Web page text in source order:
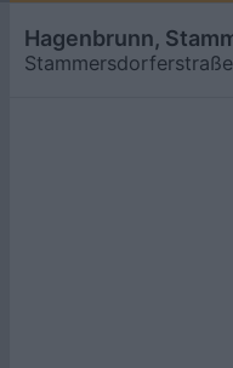
Hagenbrunn,
Stammersdorferstraße